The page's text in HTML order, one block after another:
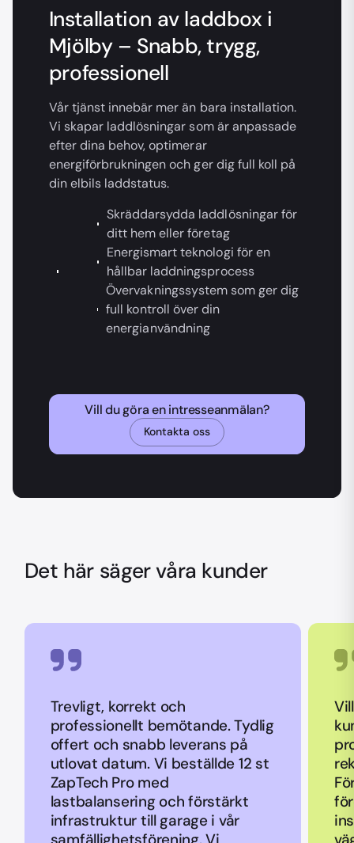
Installation av laddbox i
Mjölby – Snabb, trygg,
professionell
Vår tjänst innebär mer än bara installation.
Vi skapar laddlösningar som är anpassade
efter dina behov, optimerar
energiförbrukningen och ger dig full koll på
din elbils laddstatus.
Skräddarsydda laddlösningar för
ditt hem eller företag
Energismart teknologi för en
hållbar laddningsprocess
Övervakningssystem som ger dig
full kontroll över din
energianvändning
Vill du göra en intresseanmälan?
Kontakta oss
Det här säger våra kunder
Trevligt, korrekt och
professionellt bemötande. Tydlig
offert och snabb leverans på
utlovat datum. Vi beställde 12 st
ZapTech Pro med
lastbalansering och förstärkt
infrastruktur till garage i vår